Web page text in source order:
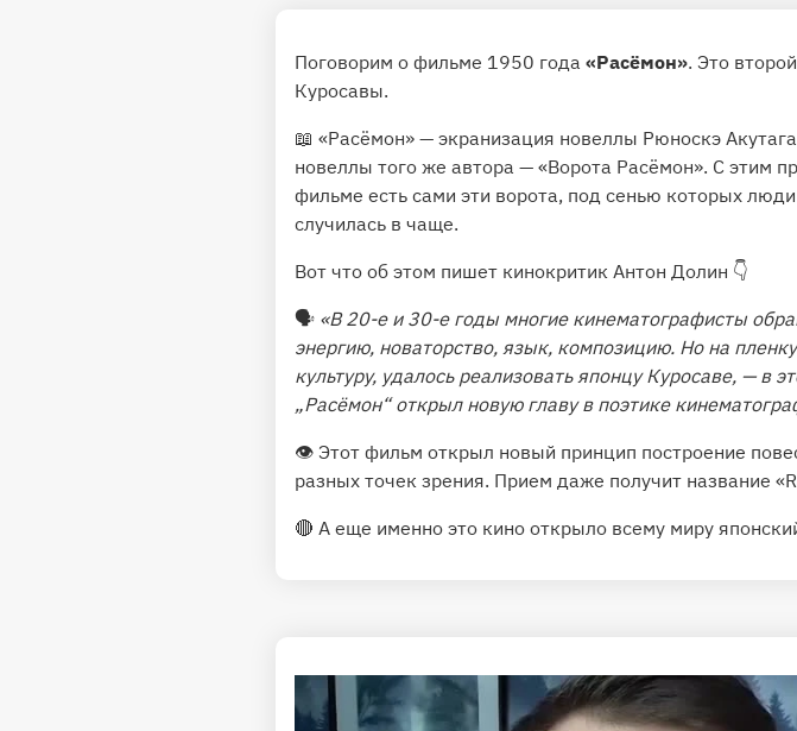
Поговорим о фильме 1950 года «Расёмон». Это
Куросавы.
📖 «Расёмон» — экранизация новеллы Рюноскэ
новеллы того же автора — «Ворота Расёмон». С этим
фильме есть сами эти ворота, под сенью которых
случилась в чаще.
Вот что об этом пишет кинокритик Антон Долин 👇
🗣 «В 20-е и 30-е годы многие кинематографисты
энергию, новаторство, язык, композицию. Но на
культуру, удалось реализовать японцу Куросаве, — в
„Расёмон“ открыл новую главу в поэтике
👁 Этот фильм открыл новый принцип построение
разных точек зрения. Прием даже получит название
🔴 А еще именно это кино открыло всему миру